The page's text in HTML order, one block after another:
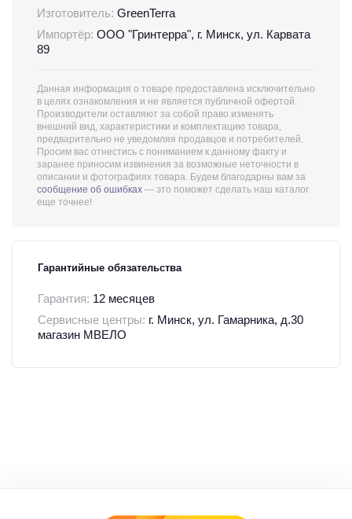
Изготовитель: GreenTerra
Импортёр: ООО "Гринтерра", г. Минск, ул. Карвата
89
Данная информация о товаре предоставлена исключительно
в целях ознакомления и не является публичной офертой.
Производители оставляют за собой право изменять
внешний вид, характеристики и комплектацию товара,
предварительно не уведомляя продавцов и потребителей.
Просим вас отнестись с пониманием к данному факту и
заранее приносим извинения за возможные неточности в
описании и фотографиях товара. Будем благодарны вам за
сообщение об ошибках — это поможет сделать наш каталог
еще точнее!
Гарантийные обязательства
Гарантия: 12 месяцев
Сервисные центры: г. Минск, ул. Гамарника, д.30
магазин МВЕЛО